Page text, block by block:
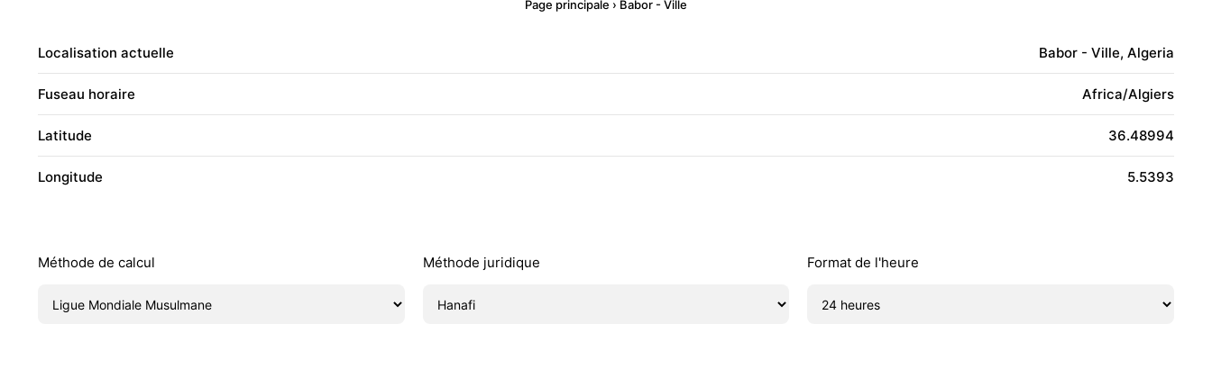
Page principale › Babor - Ville
Localisation actuelle Babor - Ville, Algeria
Fuseau horaire Africa/Algiers
Latitude 36.48994
Longitude 5.5393
Méthode de calcul Méthode juridique Format de l'heure